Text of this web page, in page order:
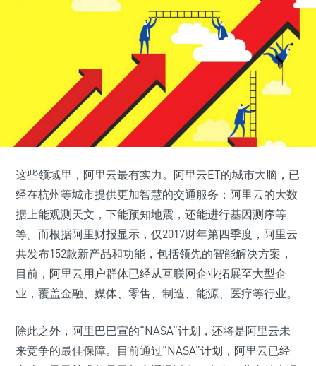
这些领域里，阿里云最有实力。阿里云ET的城市大脑，已
经在杭州等城市提供更加智慧的交通服务；阿里云的大数
据上能观测天文，下能预知地震，还能进行基因测序等
等。而根据阿里财报显示，仅2017财年第四季度，阿里云
共发布152款新产品和功能，包括领先的智能解决方案，
目前，阿里云用户群体已经从互联网企业拓展至大型企
业，覆盖金融、媒体、零售、制造、能源、医疗等行业。
除此之外，阿里巴巴宣的“NASA”计划，还将是阿里云未
来竞争的最佳保障。目前通过“NASA”计划，阿里云已经